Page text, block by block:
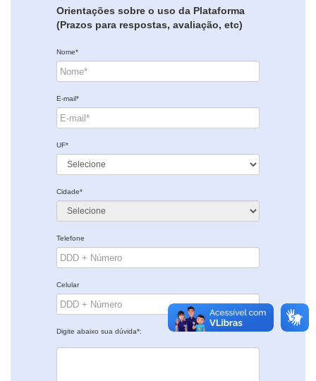
Orientações sobre o uso da Plataforma
(Prazos para respostas, avaliação, etc)
Nome*
E-mail*
UF*
Cidade*
Telefone
Celular
Digite abaixo sua dúvida*: